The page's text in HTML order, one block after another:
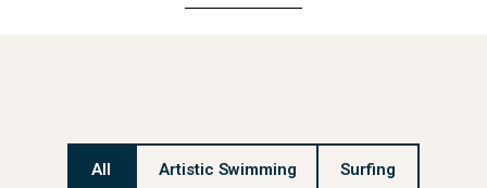
All Artistic Swimming Surfing